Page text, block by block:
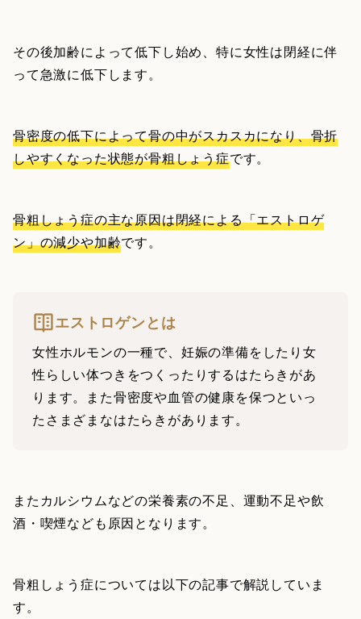
その後加齢によって低下し始め、特に女性は閉経に伴
って急激に低下します。
骨密度の低下によって骨の中がスカスカになり、骨折
しやすくなった状態が骨粗しょう症です。
骨粗しょう症の主な原因は閉経による「エストロゲ
ン」の減少や加齢です。
エストロゲンとは
女性ホルモンの一種で、妊娠の準備をしたり女
性らしい体つきをつくったりするはたらきがあ
ります。また骨密度や血管の健康を保つといっ
たさまざまなはたらきがあります。
またカルシウムなどの栄養素の不足、運動不足や飲
酒・喫煙なども原因となります。
骨粗しょう症については以下の記事で解説していま
す。